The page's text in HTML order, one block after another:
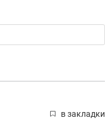
в закладки